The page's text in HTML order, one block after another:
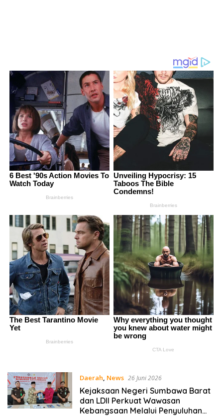
Daerah, News 26 Juni 2026
Kejaksaan Negeri Sumbawa Barat
dan LDII Perkuat Wawasan
Kebangsaan Melalui Penyuluhan